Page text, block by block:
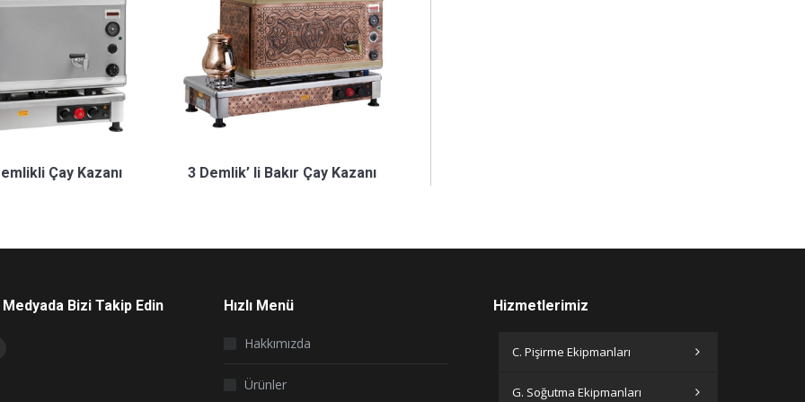
Çay Kazanı 3 Demlik’ li Bakır Çay Kazanı
Bizi Takip Edin Hızlı Menü
Hakkımızda
Ürünler
Hizmetlerimiz
C. Pişirme Ekipmanları
G. Soğutma Ekipmanları